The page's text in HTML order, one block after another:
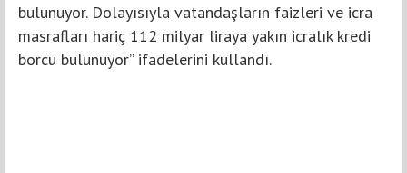
bulunuyor. Dolayısıyla vatandaşların faizleri ve icra
masrafları hariç 112 milyar liraya yakın icralık kredi
borcu bulunuyor” ifadelerini kullandı.